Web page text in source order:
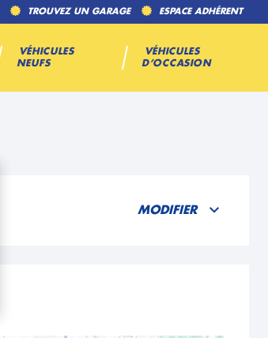
TROUVEZ UN GARAGE ESPACE ADHÉRENT
VÉHICULES
NEUFS
VÉHICULES
D’OCCASION
MODIFIER